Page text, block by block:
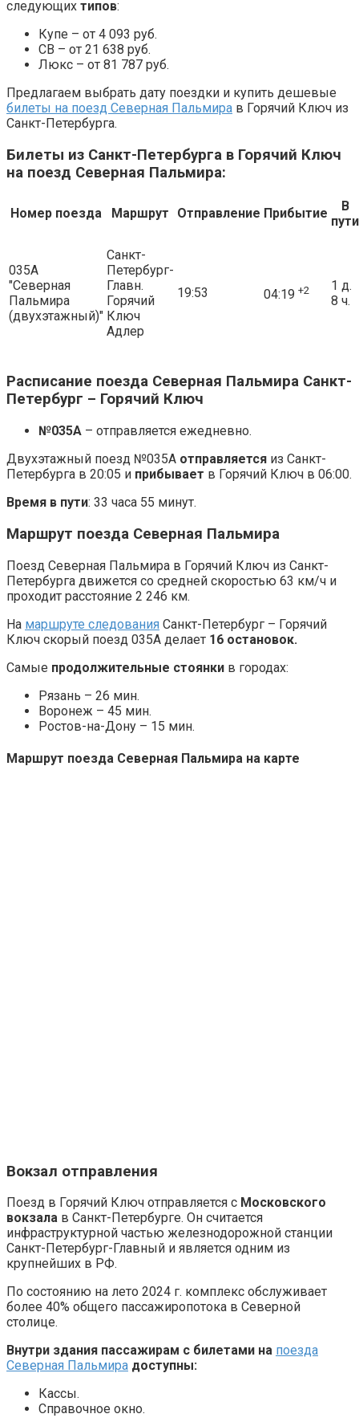
следующих типов:
Купе – от 4 093 руб.
СВ – от 21 638 руб.
Люкс – от 81 787 руб.
Предлагаем выбрать дату поездки и купить дешевые
билеты на поезд Северная Пальмира в Горячий Ключ из
Санкт-Петербурга.
Билеты из Санкт-Петербурга в Горячий Ключ
на поезд Северная Пальмира:
Номер поезда Маршрут Отправление Прибытие
В
пути
035А
"Северная
Пальмира
(двухэтажный)"
Санкт-
Петербург-
Главн.
Горячий
Ключ
Адлер
19:53 04:19 +2
1 д.
8 ч.
Расписание поезда Северная Пальмира Санкт-
Петербург – Горячий Ключ
№035А – отправляется ежедневно.
Двухэтажный поезд №035А отправляется из Санкт-
Петербурга в 20:05 и прибывает в Горячий Ключ в 06:00.
Время в пути: 33 часа 55 минут.
Маршрут поезда Северная Пальмира
Поезд Северная Пальмира в Горячий Ключ из Санкт-
Петербурга движется со средней скоростью 63 км/ч и
проходит расстояние 2 246 км.
На маршруте следования Санкт-Петербург – Горячий
Ключ скорый поезд 035А делает 16 остановок.
Самые продолжительные стоянки в городах:
Рязань – 26 мин.
Воронеж – 45 мин.
Ростов-на-Дону – 15 мин.
Маршрут поезда Северная Пальмира на карте
Вокзал отправления
Поезд в Горячий Ключ отправляется с Московского
вокзала в Санкт-Петербурге. Он считается
инфраструктурной частью железнодорожной станции
Санкт-Петербург-Главный и является одним из
крупнейших в РФ.
По состоянию на лето 2024 г. комплекс обслуживает
более 40% общего пассажиропотока в Северной
столице.
Внутри здания пассажирам с билетами на поезда
Северная Пальмира доступны:
Кассы.
Справочное окно.